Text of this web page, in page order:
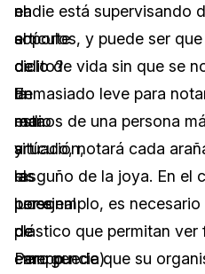
en
el
delito?
En
esta
situación,
el
personal
de
campo
el
soporte
de
la
radio
y
las
luces
de
emergencia).
nadie está supervisando
artículos, y puede ser
ciclo de vida sin que se
demasiado leve para
manos de una persona
artículo, notará cada
rasguño de la joya. En el
por ejemplo, es
plástico que permitan ver
Pero puede que su